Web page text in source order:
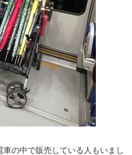
の中で販売している人もいまし